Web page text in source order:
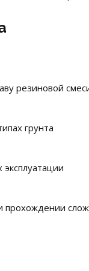
резиновой
грунта